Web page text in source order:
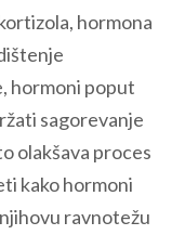
hormona
hormoni poput
sagorevanje
olakšava proces
kako hormoni
ravnotežu